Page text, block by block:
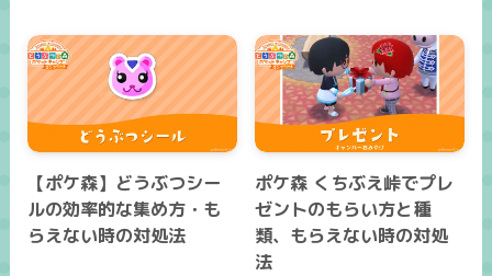
【ポケ森】どうぶつシー
ルの効率的な集め方・も
らえない時の対処法
ポケ森 くちぶえ峠でプレ
ゼントのもらい方と種
類、もらえない時の対処
法